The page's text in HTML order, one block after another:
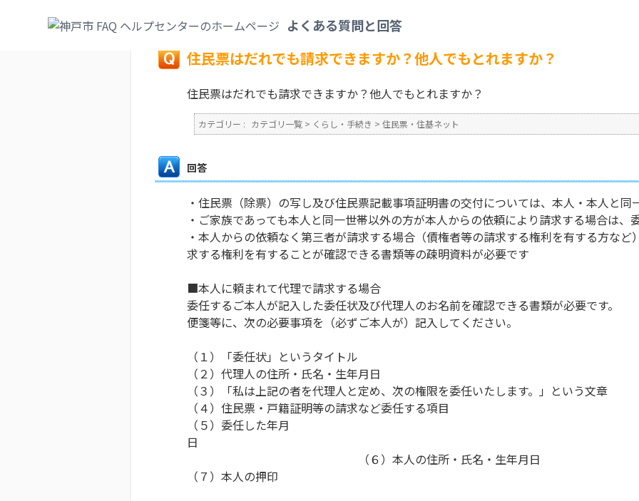
よくある質問と回答
戻る
住民票はだれでも請求できますか？他人でもとれますか？
住民票はだれでも請求できますか？他人でもとれますか？
カテゴリー : カテゴリ一覧 > くらし・手続き > 住民票・住基ネット
回答
・住民票（除票）の写し及び住民票記載事項証明書の交付については、本人・本人と同
・ご家族であっても本人と同一世帯以外の方が本人からの依頼により請求する場合は、
・本人からの依頼なく第三者が請求する場合（債権者等の請求する権利を有する方など
求する権利を有することが確認できる書類等の疎明資料が必要です
■本人に頼まれて代理で請求する場合
委任するご本人が記入した委任状及び代理人のお名前を確認できる書類が必要です。
便箋等に、次の必要事項を（必ずご本人が）記入してください。
（１）「委任状」というタイトル
（２）代理人の住所・氏名・生年月日
（３）「私は上記の者を代理人と定め、次の権限を委任いたします。」という文章
（４）住民票・戸籍証明等の請求など委任する項目
（５）委任した年月
（６）本人の住所・氏名・生年月日
（７）本人の押印